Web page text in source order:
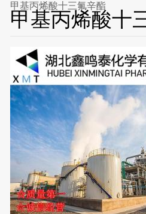
甲基丙烯酸十三氟辛酯
甲基丙烯酸十